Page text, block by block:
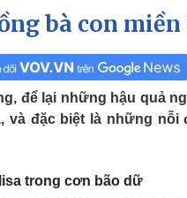
E-
Ô tô - Xe
Ô tô
bà con
để lại những hậu quả
và đặc biệt là những nỗi
trong cơn bão dữ